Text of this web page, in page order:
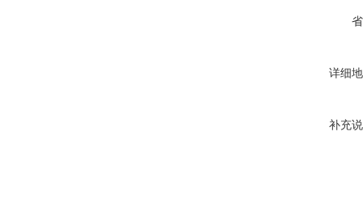
详细
补充